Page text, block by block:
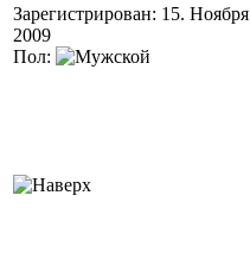
Зарегистрирован: 15. Ноября
2009
Пол: